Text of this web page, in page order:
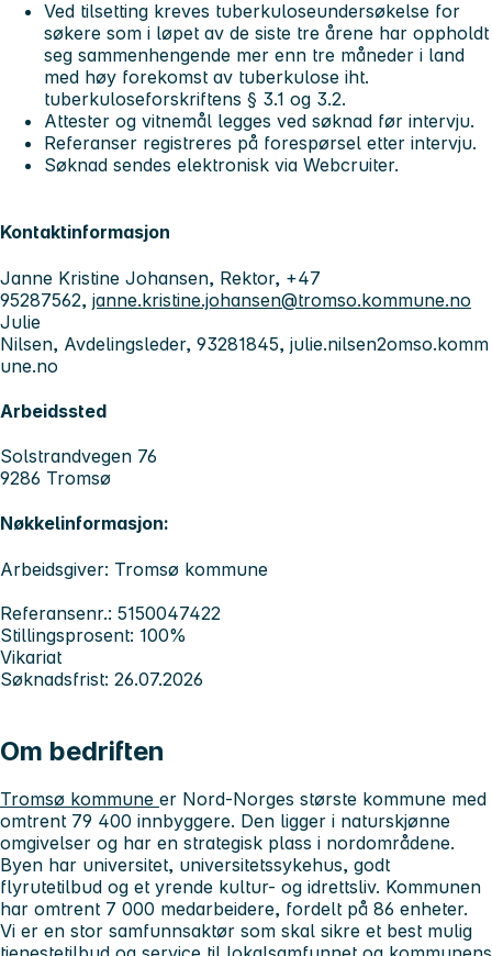
Ved tilsetting kreves tuberkuloseundersøkelse for
søkere som i løpet av de siste tre årene har oppholdt
seg sammenhengende mer enn tre måneder i land
med høy forekomst av tuberkulose iht.
tuberkuloseforskriftens § 3.1 og 3.2.
Attester og vitnemål legges ved søknad før intervju.
Referanser registreres på forespørsel etter intervju.
Søknad sendes elektronisk via Webcruiter.
Kontaktinformasjon
Janne Kristine Johansen, Rektor, +47
95287562, janne.kristine.johansen@tromso.kommune.no
Julie
Nilsen, Avdelingsleder, 93281845, julie.nilsen2omso.komm
une.no
Arbeidssted
Solstrandvegen 76
9286 Tromsø
Nøkkelinformasjon:
Arbeidsgiver: Tromsø kommune
Referansenr.: 5150047422
Stillingsprosent: 100%
Vikariat
Søknadsfrist: 26.07.2026
Om bedriften
Tromsø kommune er Nord-Norges største kommune med
omtrent 79 400 innbyggere. Den ligger i naturskjønne
omgivelser og har en strategisk plass i nordområdene.
Byen har universitet, universitetssykehus, godt
flyrutetilbud og et yrende kultur- og idrettsliv. Kommunen
har omtrent 7 000 medarbeidere, fordelt på 86 enheter.
Vi er en stor samfunnsaktør som skal sikre et best mulig